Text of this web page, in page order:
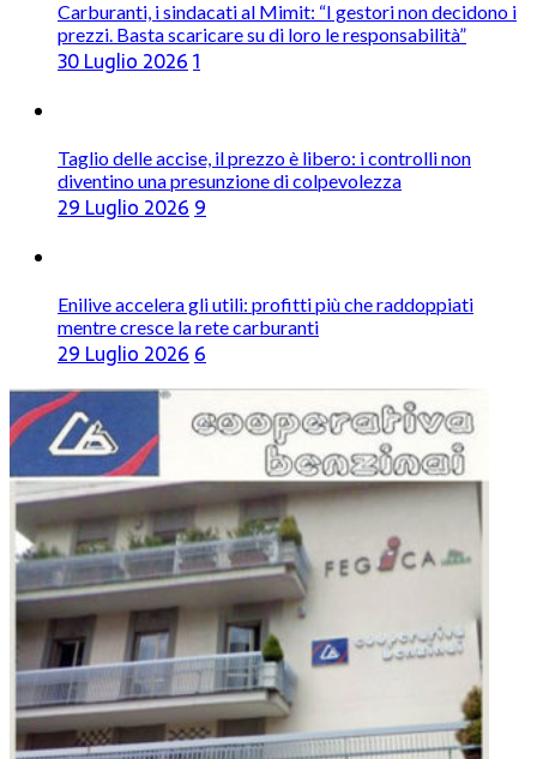
Carburanti, i sindacati al Mimit: “I gestori non decidono i
prezzi. Basta scaricare su di loro le responsabilità”
30 Luglio 20261
Taglio delle accise, il prezzo è libero: i controlli non
diventino una presunzione di colpevolezza
29 Luglio 2026 9
Enilive accelera gli utili: profitti più che raddoppiati
mentre cresce la rete carburanti
29 Luglio 2026 6